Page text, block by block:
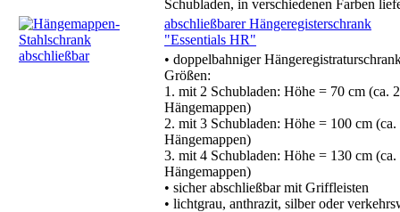
Schubladen, in verschiedenen Farben
abschließbarer Hängeregisterschrank
"Essentials HR"
• doppelbahniger
Größen:
1. mit 2 Schubladen: Höhe = 70 cm (ca.
Hängemappen)
2. mit 3 Schubladen: Höhe = 100 cm (ca.
Hängemappen)
3. mit 4 Schubladen: Höhe = 130 cm (ca.
Hängemappen)
• sicher abschließbar mit Griffleisten
• lichtgrau, anthrazit, silber oder